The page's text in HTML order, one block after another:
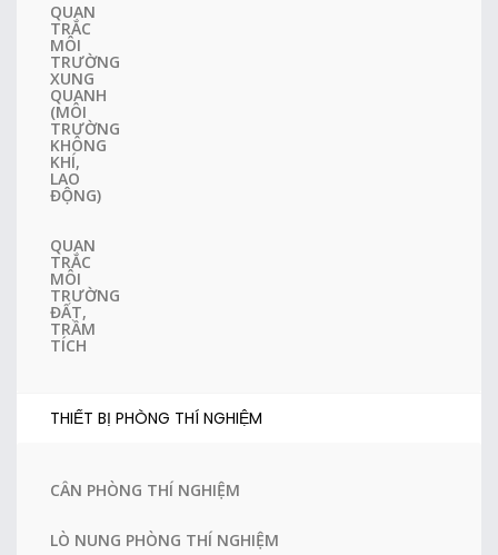
QUAN
TRẮC
MÔI
TRƯỜNG
XUNG
QUANH
(MÔI
TRƯỜNG
KHÔNG
KHÍ,
LAO
ĐỘNG)
QUAN
TRẮC
MÔI
TRƯỜNG
ĐẤT,
TRẦM
TÍCH
THIẾT BỊ PHÒNG THÍ NGHIỆM
CÂN PHÒNG THÍ NGHIỆM
LÒ NUNG PHÒNG THÍ NGHIỆM